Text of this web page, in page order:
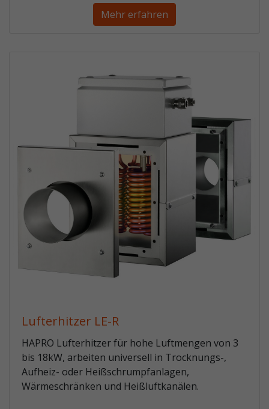
Mehr erfahren
Lufterhitzer LE-R
HAPRO Lufterhitzer für hohe Luftmengen von 3
bis 18kW, arbeiten universell in Trocknungs-,
Aufheiz- oder Heißschrumpfanlagen,
Wärmeschränken und Heißluftkanälen.